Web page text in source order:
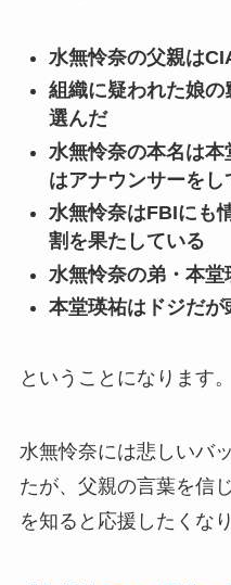
水無怜奈の父親は
組織に疑われた娘
選んだ
水無怜奈の本名は
はアナウンサーをし
水無怜奈はFBIにも
割を果たしている
水無怜奈の弟・本
本堂瑛祐はドジだ
ということになります。
水無怜奈には悲しいバ
たが、父親の言葉を信
を知ると応援したくな